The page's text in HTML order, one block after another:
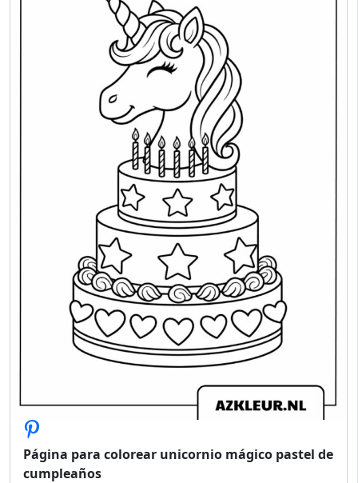
Página para colorear unicornio mágico pastel de
cumpleaños